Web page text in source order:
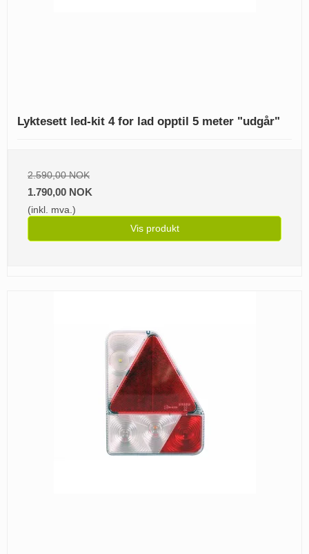
Lyktesett led-kit 4 for lad opptil 5 meter "udgår"
2.590,00 NOK
1.790,00 NOK
(inkl. mva.)
Vis produkt